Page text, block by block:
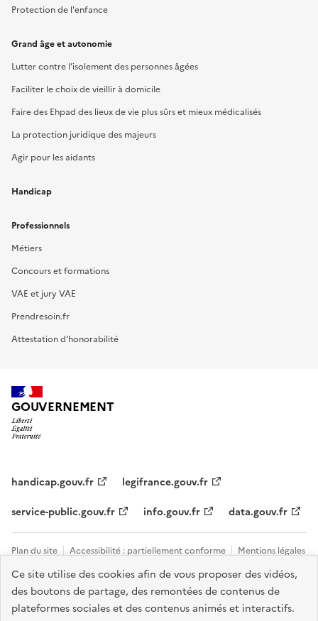
Ce site utilise des cookies afin de vous proposer des vidéos,
des boutons de partage, des remontées de contenus de
plateformes sociales et des contenus animés et interactifs.
Protection de l'enfance
Grand âge et autonomie
Lutter contre l’isolement des personnes âgées
Faciliter le choix de vieillir à domicile
Faire des Ehpad des lieux de vie plus sûrs et mieux médicalisés
La protection juridique des majeurs
Agir pour les aidants
Handicap
Professionnels
Métiers
Concours et formations
VAE et jury VAE
Prendresoin.fr
Attestation d'honorabilité
GOUVERNEMENT
handicap.gouv.fr
legifrance.gouv.fr
service-public.gouv.fr
info.gouv.fr data.gouv.fr
Plan du site Accessibilité : partiellement conforme
Mentions légales
Données personnelles et cookies
Tous les contacts et sites utiles
Gestion des cookies